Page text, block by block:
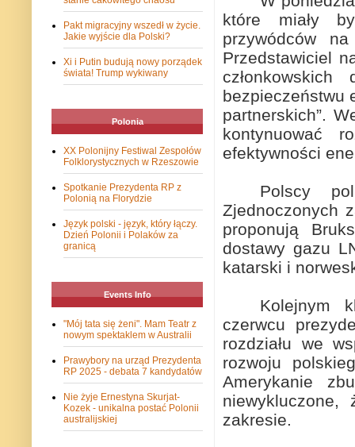
które miały
przywódców
Przedstawiciel
bezpieczeństwu
partnerskich”.
kontynuować
efektywności
Polscy
Zjednoczonych
proponują
dostawy gazu
katarski i
Kolejnym
czerwcu
rozdziału we
rozwoju
Amerykanie
zakresie.
Pakt migracyjny wszedł w życie.
Jakie wyjście dla Polski?
Xi i Putin budują nowy porządek
świata! Trump wykiwany
Polonia
XX Polonijny Festiwal Zespołów
Folklorystycznych w Rzeszowie
Spotkanie Prezydenta RP z
Polonią na Florydzie
Język polski - język, który łączy.
Dzień Polonii i Polaków za
granicą
Events Info
"Mój tata się żeni". Mam Teatr z
nowym spektaklem w Australii
Prawybory na urząd Prezydenta
RP 2025 - debata 7 kandydatów
Nie żyje Ernestyna Skurjat-
Kozek - unikalna postać Polonii
australijskiej